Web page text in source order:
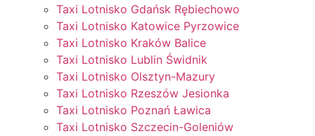
Taxi Lotnisko Gdańsk Rębiechowo
Taxi Lotnisko Katowice Pyrzowice
Taxi Lotnisko Kraków Balice
Taxi Lotnisko Lublin Świdnik
Taxi Lotnisko Olsztyn-Mazury
Taxi Lotnisko Rzeszów Jesionka
Taxi Lotnisko Poznań Ławica
Taxi Lotnisko Szczecin-Goleniów